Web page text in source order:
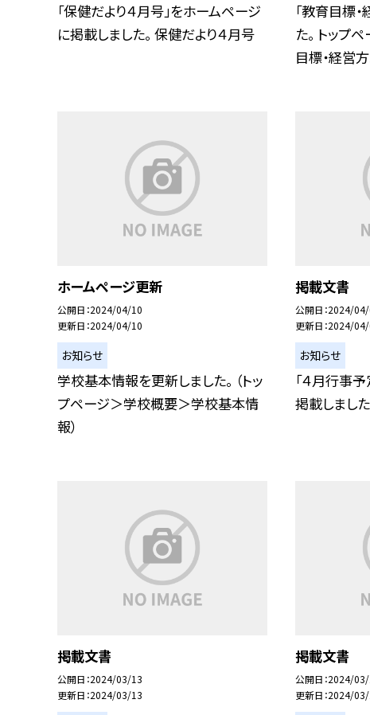
「保健だより４月号」をホームページ
に掲載しました。 保健だより４月号
「教育目標
た。 トップ
目標・経営
ホームページ更新
公開日 2024/04/10
更新日 2024/04/10
お知らせ
学校基本情報を更新しました。 （トッ
プページ＞学校概要＞学校基本情
報）
掲載文書
公開日 2024/
更新日 2024/
お知らせ
「４月行事
掲載しまし
掲載文書
公開日 2024/03/13
更新日 2024/03/13
掲載文書
公開日 2024/03/
更新日 2024/03/